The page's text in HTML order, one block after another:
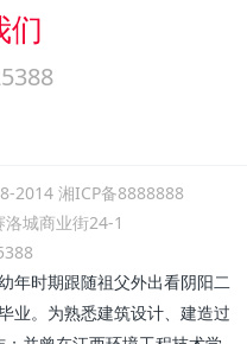
们
2014 湘ICP备8888888
城商业街24-1
年时期跟随祖父外出看阴阳二
业。为熟悉建筑设计、建造过